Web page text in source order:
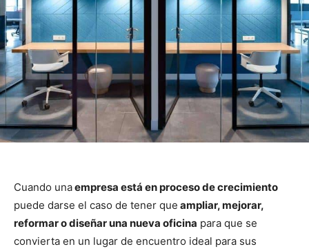
Cuando unaempresa está en proceso de crecimiento
puede darse el caso de tener que ampliar, mejorar,
reformar o diseñar una nueva oficina para que se
convierta en un lugar de encuentro ideal para sus